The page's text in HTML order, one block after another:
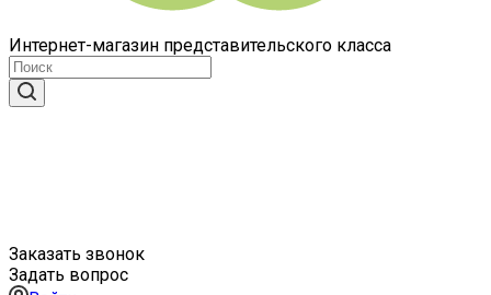
Интернет-магазин представительского класса
Заказать звонок
Задать вопрос